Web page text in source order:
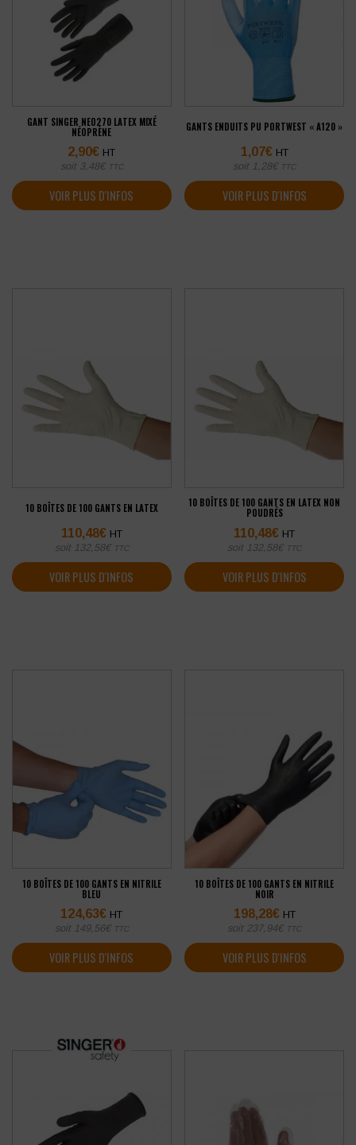
GANT SINGER NEO270 LATEX MIXÉ
NÉOPRÈNE
2,90€ HT
soit 3,48€ TTC
VOIR PLUS D'INFOS
GANTS ENDUITS PU PORTWEST « A120 »
1,07€ HT
soit 1,28€ TTC
VOIR PLUS D'INFOS
10 BOÎTES DE 100 GANTS EN LATEX
110,48€ HT
soit 132,58€ TTC
VOIR PLUS D'INFOS
10 BOÎTES DE 100 GANTS EN LATEX NON
POUDRÉS
110,48€ HT
soit 132,58€ TTC
VOIR PLUS D'INFOS
10 BOÎTES DE 100 GANTS EN NITRILE
BLEU
124,63€ HT
soit 149,56€ TTC
VOIR PLUS D'INFOS
10 BOÎTES DE 100 GANTS EN NITRILE
NOIR
198,28€ HT
soit 237,94€ TTC
VOIR PLUS D'INFOS